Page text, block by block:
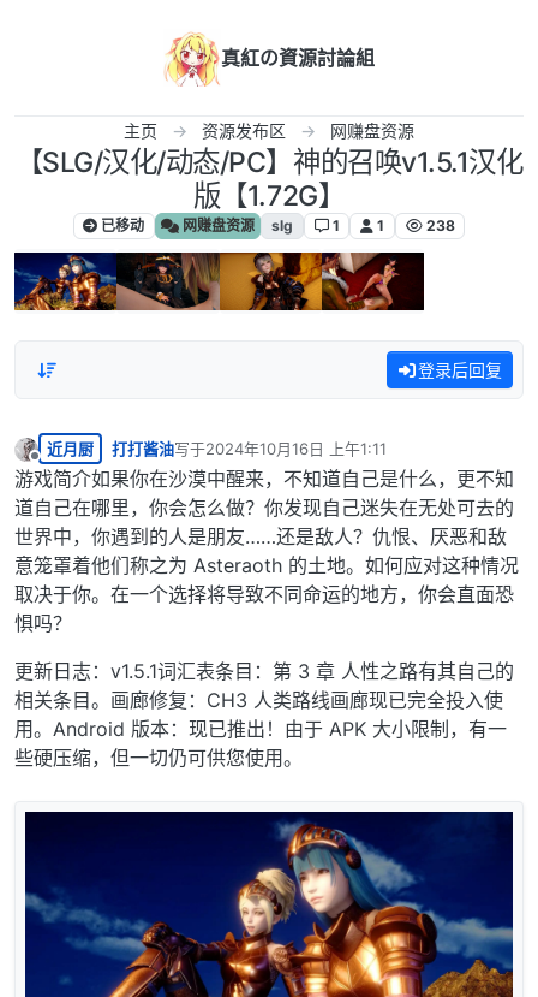
真紅の資源討論組
主页 资源发布区 网赚盘资源
【SLG/汉化/动态/PC】神的召唤v1.5.1汉化
版【1.72G】
已移动 网赚盘资源 slg 1 1 238
登录后回复
离线
近月厨 打打酱油写于2024年10月16日 上午1:11
最后由 编辑
游戏简介如果你在沙漠中醒来，不知道自己是什么，更不知
道自己在哪里，你会怎么做？你发现自己迷失在无处可去的
世界中，你遇到的人是朋友……还是敌人？仇恨、厌恶和敌
意笼罩着他们称之为 Asteraoth 的土地。如何应对这种情况
取决于你。在一个选择将导致不同命运的地方，你会直面恐
惧吗？
更新日志：v1.5.1词汇表条目：第 3 章 人性之路有其自己的
相关条目。画廊修复：CH3 人类路线画廊现已完全投入使
用。Android 版本：现已推出！由于 APK 大小限制，有一
些硬压缩，但一切仍可供您使用。